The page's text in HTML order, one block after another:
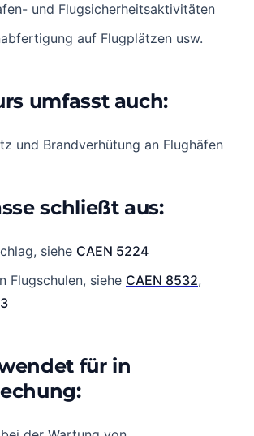
und Flugsicherheitsaktivitäten
auf Flugplätzen usw.
umfasst auch:
und Brandverhütung an Flughäfen
schließt aus:
siehe CAEN 5224
Flugschulen, siehe CAEN 8532,
für in